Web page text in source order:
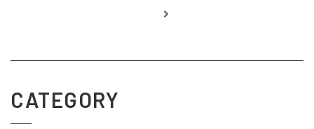
CATEGORY